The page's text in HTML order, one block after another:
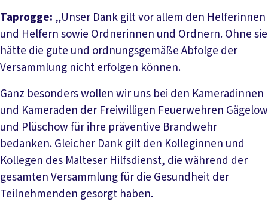
Taprogge: „Unser Dank gilt vor allem den Helferinnen
und Helfern sowie Ordnerinnen und Ordnern. Ohne sie
hätte die gute und ordnungsgemäße Abfolge der
Versammlung nicht erfolgen können.
Ganz besonders wollen wir uns bei den Kameradinnen
und Kameraden der Freiwilligen Feuerwehren Gägelow
und Plüschow für ihre präventive Brandwehr
bedanken. Gleicher Dank gilt den Kolleginnen und
Kollegen des Malteser Hilfsdienst, die während der
gesamten Versammlung für die Gesundheit der
Teilnehmenden gesorgt haben.